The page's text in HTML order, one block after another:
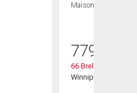
Maison
779 900
66 Breland Bay
Winnipeg, MB